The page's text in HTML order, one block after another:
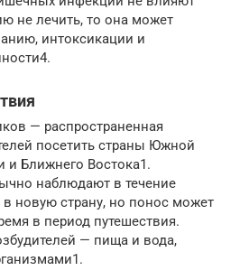
не лечить, то она может
интоксикации и
— распространенная
посетить страны Южной
Ближнего Востока1.
наблюдают в течение
новую страну, но понос может
в период путешествия.
— пища и вода,